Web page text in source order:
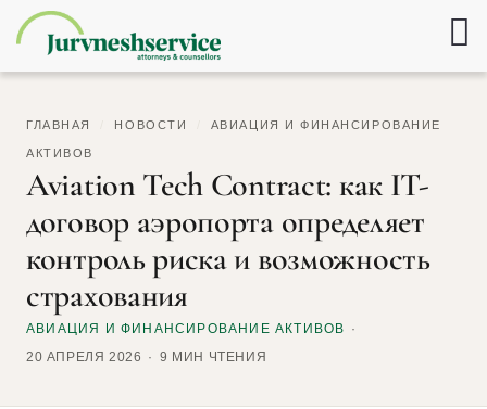
ГЛАВНАЯ НОВОСТИ АВИАЦИЯ И ФИНАНСИРОВАНИЕ
АКТИВОВ
Aviation Tech Contract: как IT-
договор аэропорта определяет
контроль риска и возможность
страхования
АВИАЦИЯ И ФИНАНСИРОВАНИЕ АКТИВОВ
20 АПРЕЛЯ 2026
9 МИН ЧТЕНИЯ